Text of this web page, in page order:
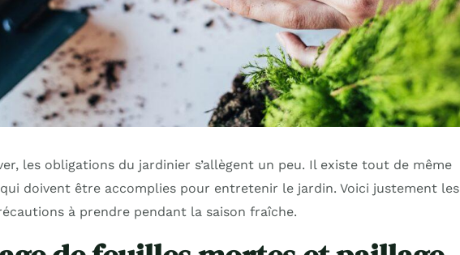
les obligations du jardinier s’allègent un peu. Il existe tout de même
doivent être accomplies pour entretenir le jardin. Voici justement les
à prendre pendant la saison fraîche.